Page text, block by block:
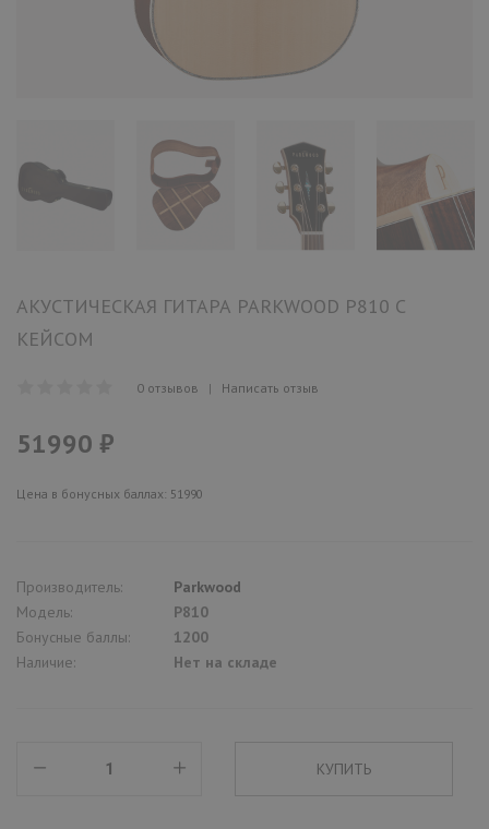
АКУСТИЧЕСКАЯ ГИТАРА PARKWOOD P810 С
КЕЙСОМ
0 отзывов | Написать отзыв
51990 ₽
Цена в бонусных баллах: 51990
Производитель:
Parkwood
Модель:
P810
Бонусные баллы:
1200
Наличие:
Нет на складе